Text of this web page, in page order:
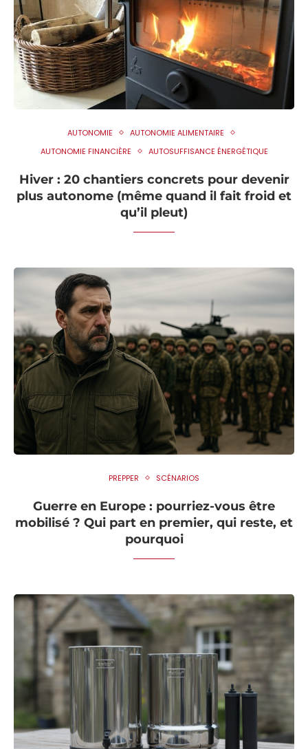
AUTONOMIE
AUTONOMIE ALIMENTAIRE
AUTONOMIE FINANCIÈRE
AUTOSUFFISANCE ÉNERGÉTIQUE
Hiver : 20 chantiers concrets pour devenir
plus autonome (même quand il fait froid et
qu’il pleut)
PREPPER SCÉNARIOS
Guerre en Europe : pourriez-vous être
mobilisé ? Qui part en premier, qui reste, et
pourquoi